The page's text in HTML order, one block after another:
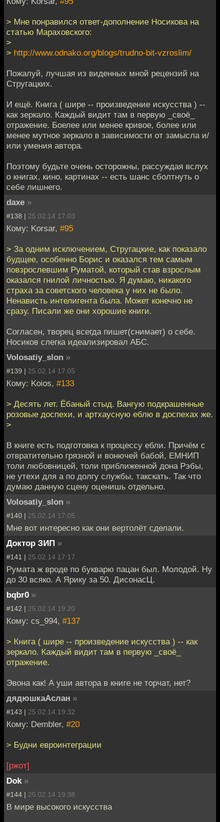
> Мне понравился ответ-дополнение Носикова на
статью Мараховского:
>
> http://www.odnako.org/blogs/trudno-bit-vzroslim/
Пожалуй, лучшая из виденных мной рецензий на
Стругацких.
И ещё. Книга ( шире -- произведение искусства ) --
как зеркало. Каждый видит там в первую _своё_
отражение. Боелее или менее кривое, более или
менее мутное зеркало в зависимости от замысла и/
или умения автора.
Поэтому будьте очень осторожны, рассуждая вслух
о книгах, кино, картинах -- есть шанс сболтнуть о
себе лишнего.
daxe »
#138 | 25.02.14 17:03
Кому: Korsar, #95
> За одним исключением, Стругацкие, как показало
будщее, особенно Борис и оказался тем самым
повзрослевшим Руматой, который став взрослым
оказался гнилой личностью. Я думаю, никакого
страха за советского человека у них не было.
Ненависть интелигента была. Может конечно не
сразу. Писали же они хорошие книги.
Согласен, творец всегда пишет(снимает) о себе.
Носиков слегка идеализировал АБС.
Volosatiy_slon »
#139 | 25.02.14 17:05
Кому: Koios, #133
> Десять лет. Ёбаный стыд. Вангую подкрашенные
розовые доспехи, и артхаусную еблю в доспехах же.
>
В книге есть подготовка к процессу ебли. Причём с
отвратительно грязной и вонючей бабой, ЕМНИП
толи любовницей, толи приближенной дона Рэбы,
не утехи для а по долгу службы, такскать. Так что
думаю данную сцену оценишь отдельно.
Volosatiy_slon »
#140 | 25.02.14 17:05
Мне вот интересно как они вертолёт сделали.
Доктор ЗИП »
#141 | 25.02.14 17:17
Румата ж вроде по букварю пацан был. Молодой. Ну
до 30 всяко. А Ярику за 50. ДисонасЦ.
bqbr0 »
#142 | 25.02.14 19:20
Кому: cs_994, #137
> Книга ( шире -- произведение искусства ) -- как
зеркало. Каждый видит там в первую _своё_
отражение.
Эвона как! А уши автора в книге не торчат, нет?
дядюшкаАслан »
#143 | 25.02.14 19:32
Кому: Dembler, #20
> Будни евроинтеграции
[ржот]
Dok »
#144 | 25.02.14 19:38
В мире высокого искусства